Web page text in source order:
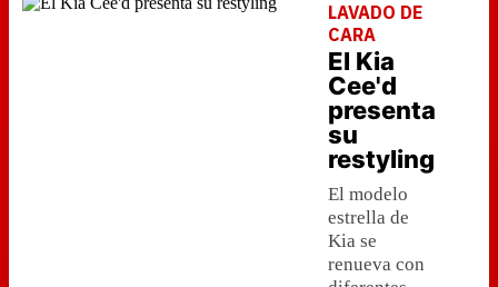
LAVADO DE
CARA
El Kia
Cee'd
presenta
su
restyling
El modelo
estrella de
Kia se
renueva con